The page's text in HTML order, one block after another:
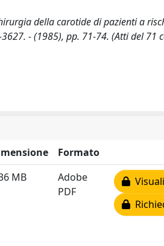
della carotide di pazienti a
3627. - (1985), pp. 71-74. (Atti del
Formato
MB
Adobe
PDF